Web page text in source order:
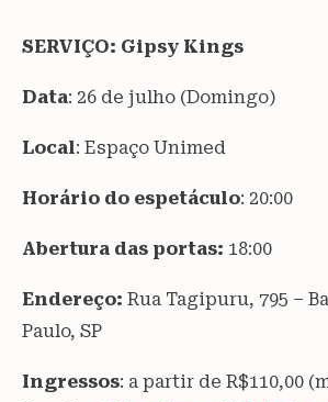
SERVIÇO: Gipsy Kings
Data: 26 de julho (Domingo)
Local: Espaço Unimed
Horário do espetáculo: 20:00
Abertura das portas: 18:00
Endereço: Rua Tagipuru, 795 –
Paulo, SP
Ingressos: a partir de R$110,00